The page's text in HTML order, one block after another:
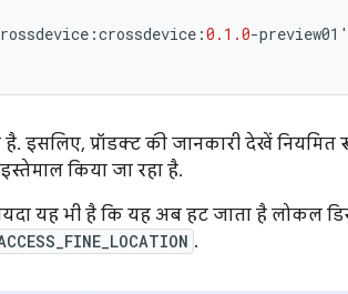
:crossdevice :0.1.0-preview01 '
इसलिए, प्रॉडक्ट की जानकारी देखें
किया जा रहा है.
यह भी है कि यह अब हट जाता है लोकल
.